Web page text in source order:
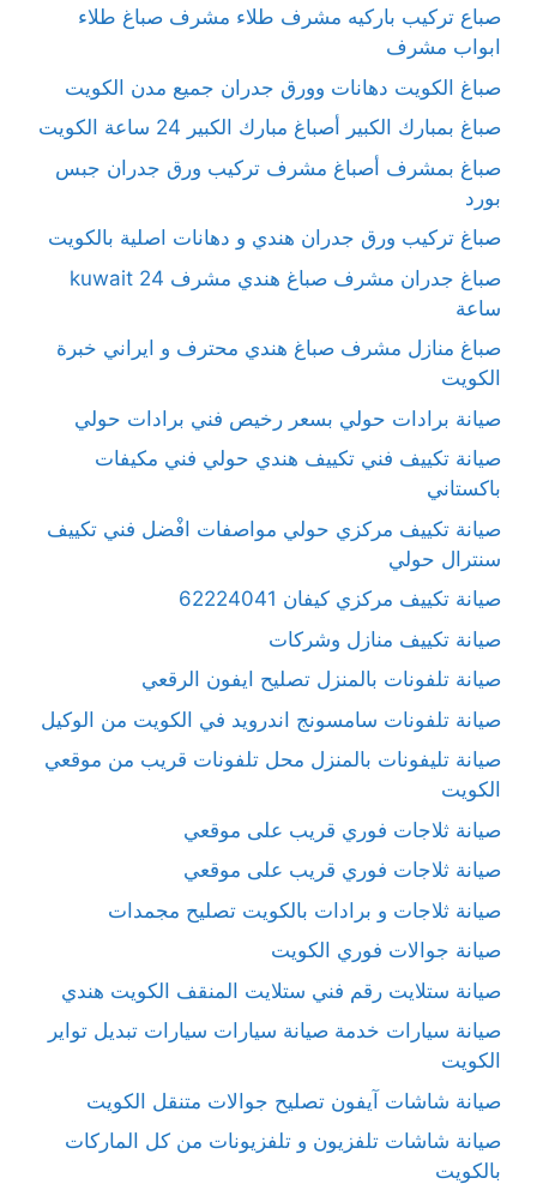
صباع تركيب باركيه مشرف طلاء مشرف صباغ طلاء
ابواب مشرف
صباغ الكويت دهانات وورق جدران جميع مدن الكويت
صباغ بمبارك الكبير أصباغ مبارك الكبير 24 ساعة الكويت
صباغ بمشرف أصباغ مشرف تركيب ورق جدران جبس
بورد
صباغ تركيب ورق جدران هندي و دهانات اصلية بالكويت
صباغ جدران مشرف صباغ هندي مشرف kuwait 24
ساعة
صباغ منازل مشرف صباغ هندي محترف و ايراني خبرة
الكويت
صيانة برادات حولي بسعر رخيص فني برادات حولي
صيانة تكييف فني تكييف هندي حولي فني مكيفات
باكستاني
صيانة تكييف مركزي حولي مواصفات افْضل فني تكييف
سنترال حولي
صيانة تكييف مركزي كيفان 62224041
صيانة تكييف منازل وشركات
صيانة تلفونات بالمنزل تصليح ايفون الرقعي
صيانة تلفونات سامسونج اندرويد في الكويت من الوكيل
صيانة تليفونات بالمنزل محل تلفونات قريب من موقعي
الكويت
صيانة ثلاجات فوري قريب على موقعي
صيانة ثلاجات فوري قريب على موقعي
صيانة ثلاجات و برادات بالكويت تصليح مجمدات
صيانة جوالات فوري الكويت
صيانة ستلايت رقم فني ستلايت المنقف الكويت هندي
صيانة سيارات خدمة صيانة سيارات سيارات تبديل تواير
الكويت
صيانة شاشات آيفون تصليح جوالات متنقل الكويت
صيانة شاشات تلفزيون و تلفزيونات من كل الماركات
بالكويت